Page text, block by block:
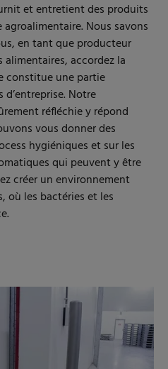
et entretient des produits
Nous savons
en tant que producteur
accordez la
constitue une partie
Notre
réfléchie y répond
vous donner des
hygiéniques et sur les
qui peuvent y être
créer un environnement
où les bactéries et les